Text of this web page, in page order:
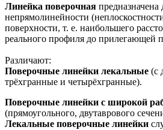
Линейка поверочная предназначена
непрямолинейности
поверхности, т. е. наибольшего
реального профиля до прилегающей
Различают:
Поверочные линейки лекальные (с
трёхгранные и четырёхгранные).
Поверочные линейки с широкой
(прямоугольного, двутаврового
Лекальные поверочные линейки